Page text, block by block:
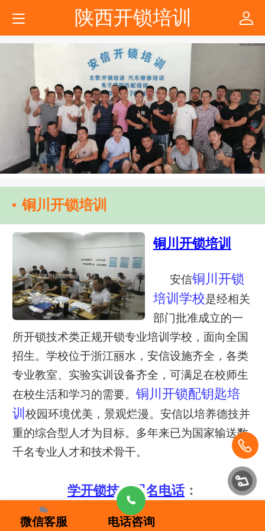
陕西开锁培训
铜川开锁培训
铜川开锁培训
安信铜川开锁
培训学校是经相关
部门批准成立的一
所开锁技术类正规开锁专业培训学校，面向全国
招生。学校位于浙江丽水，安信设施齐全，各类
专业教室、实验实训设备齐全，可满足在校师生
在校生活和学习的需要。 铜川开锁配钥匙培
训 校园环境优美，景观烂漫。安信以培养德技并
重的综合型人才为目标。 多年来已为国家输送数
千名专业人才和技术骨干。
学开锁技术报名电话：
0578-7654321
微信客服 电话咨询